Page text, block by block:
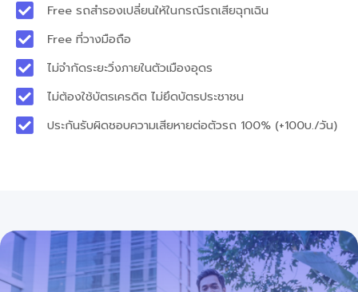
Free รถสำรองเปลี่ยนให้ในกรณีรถเสียฉุกเฉิน
Free ที่วางมือถือ
ไม่จำกัดระยะวิ่งภายในตัวเมืองอุดร
ไม่ต้องใช้บัตรเครดิต ไม่ยึดบัตรประชาชน
ประกันรับผิดชอบความเสียหายต่อตัวรถ 100% (+100บ./วัน)